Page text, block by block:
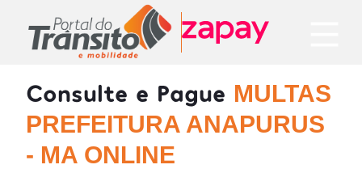
Consulte e Pague MULTAS
PREFEITURA ANAPURUS
- MA ONLINE